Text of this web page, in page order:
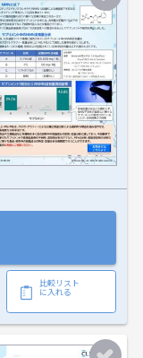
比較リスト
に入れる